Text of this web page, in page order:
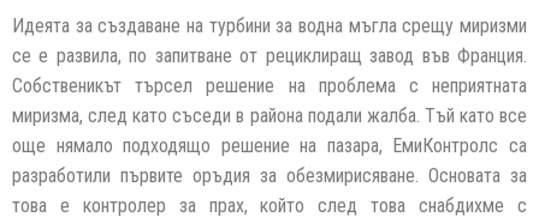
Идеята за създаване на турбини за водна мъгла срещу миризми
се е развила, по запитване от рециклиращ завод във Франция.
Собственикът търсел решение на проблема с неприятната
миризма, след като съседи в района подали жалба. Тъй като все
още нямало подходящо решение на пазара, ЕмиКонтролс са
разработили първите оръдия за обезмирисяване. Основата за
това е контролер за прах, който след това снабдихме с